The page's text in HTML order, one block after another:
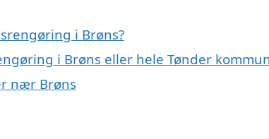
i Brøns?
i Brøns eller hele Tønder
nær Brøns